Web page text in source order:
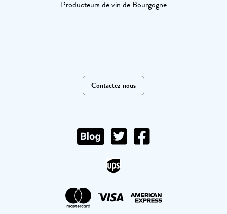
Producteurs de vin de Bourgogne
Contactez-nous